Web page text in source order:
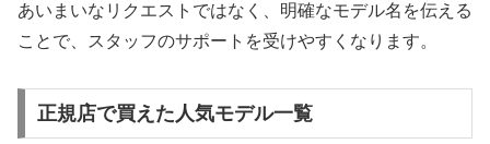
あいまいなリクエストではなく、明確なモデル名を伝える
ことで、スタッフのサポートを受けやすくなります。
正規店で買えた人気モデル一覧